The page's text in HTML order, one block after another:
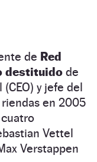
de Red
destituido de
y jefe del
en 2005
Vettel
Verstappen